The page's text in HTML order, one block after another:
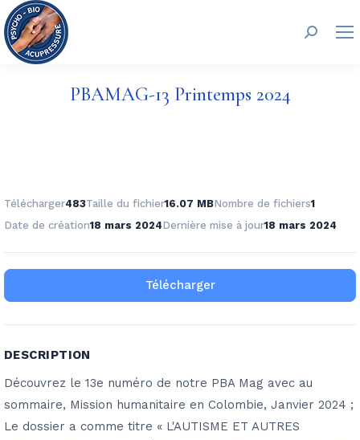
PBAMAG-13 Printemps 2024
Télécharger483Taille du fichier16.07 MBNombre de fichiers1
Date de création18 mars 2024Dernière mise à jour18 mars 2024
Télécharger
DESCRIPTION
Découvrez le 13e numéro de notre PBA Mag avec au
sommaire, Mission humanitaire en Colombie, Janvier 2024 ;
Le dossier a comme titre « L'AUTISME ET AUTRES